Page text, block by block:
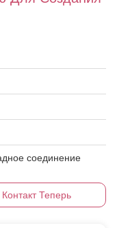
соединение
Контакт Теперь